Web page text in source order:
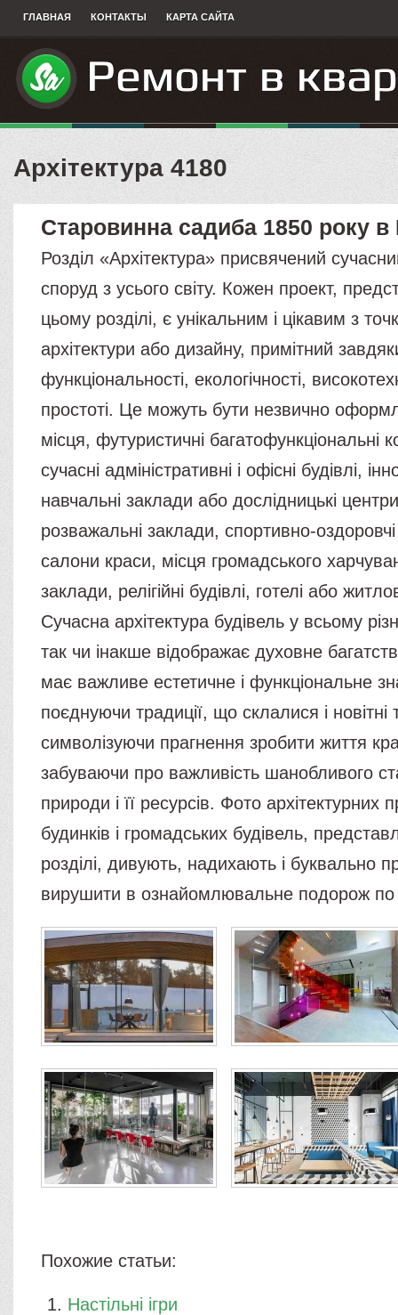
ГЛАВНАЯ КОНТАКТЫ КАРТА САЙТА
Архітектура 4180
Старовинна садиба 1850 року в
Розділ «Архітектура» присвячений
споруд з усього світу. Кожен проект,
цьому розділі, є унікальним і цікавим з
архітектури або дизайну, примітний
функціональності, екологічності,
простоті. Це можуть бути незвично
місця, футуристичні багатофункціональні
сучасні адміністративні і офісні будівлі,
навчальні заклади або дослідницькі
розважальні заклади, спортивно-
салони краси, місця громадського
заклади, релігійні будівлі, готелі або
Сучасна архітектура будівель у всьому
так чи інакше відображає духовне
має важливе естетичне і функціональне
поєднуючи традиції, що склалися і новітні
символізуючи прагнення зробити життя
забуваючи про важливість шанобливого
природи і її ресурсів. Фото архітектурних
будинків і громадських будівель,
розділі, дивують, надихають і буквально
вирушити в ознайомлювальне подорож по
Похожие статьи:
Настільні ігри